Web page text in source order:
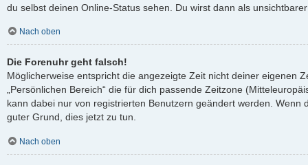
du selbst deinen Online-Status sehen. Du wirst dann als
Nach oben
Die Forenuhr geht falsch!
Möglicherweise entspricht die angezeigte Zeit nicht deiner eigenen
„Persönlichen Bereich“ die für dich passende Zeitzone
kann dabei nur von registrierten Benutzern geändert werden. Wenn
guter Grund, dies jetzt zu tun.
Nach oben